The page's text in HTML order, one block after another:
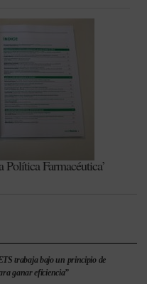
Farmacéutica’
trabaja bajo un principio de
ganar eficiencia”